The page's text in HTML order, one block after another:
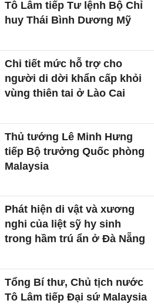
Tô Lâm tiếp Tư lệnh Bộ Chỉ
huy Thái Bình Dương Mỹ
Chi tiết mức hỗ trợ cho
người di dời khẩn cấp khỏi
vùng thiên tai ở Lào Cai
Thủ tướng Lê Minh Hưng
tiếp Bộ trưởng Quốc phòng
Malaysia
Phát hiện di vật và xương
nghi của liệt sỹ hy sinh
trong hầm trú ẩn ở Đà Nẵng
Tổng Bí thư, Chủ tịch nước
Tô Lâm tiếp Đại sứ Malaysia